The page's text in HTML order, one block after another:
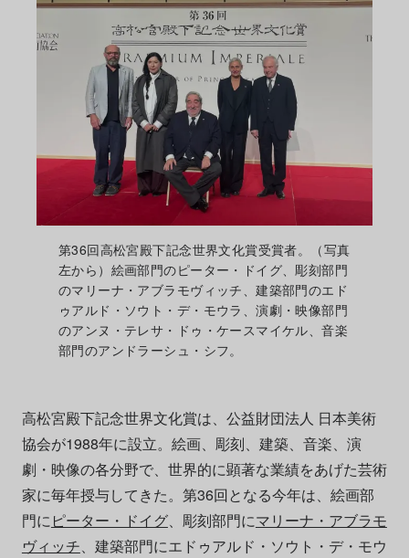
第36回高松宮殿下記念世界文化賞受賞者。（写真
左から）絵画部門のピーター・ドイグ、彫刻部門
のマリーナ・アブラモヴィッチ、建築部門のエド
ゥアルド・ソウト・デ・モウラ、演劇・映像部門
のアンヌ・テレサ・ドゥ・ケースマイケル、音楽
部門のアンドラーシュ・シフ。
高松宮殿下記念世界文化賞は、公益財団法人 日本美術
協会が1988年に設立。絵画、彫刻、建築、音楽、演
劇・映像の各分野で、世界的に顕著な業績をあげた芸術
家に毎年授与してきた。第36回となる今年は、絵画部
門にピーター・ドイグ、彫刻部門にマリーナ・アブラモ
ヴィッチ、建築部門にエドゥアルド・ソウト・デ・モウ